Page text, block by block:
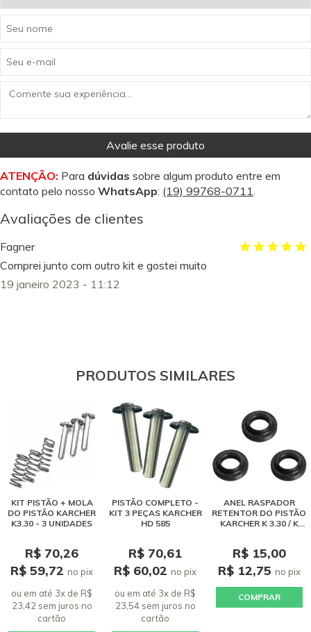
Avalie esse produto
ATENÇÃO: Para dúvidas sobre algum produto entre em
contato pelo nosso WhatsApp: (19) 99768-0711.
Avaliações de clientes
Fagner
Comprei junto com outro kit e gostei muito
19 janeiro 2023 - 11:12
PRODUTOS SIMILARES
KIT PISTÃO + MOLA
DO PISTÃO KARCHER
K3.30 - 3 UNIDADES
R$ 70,26
R$ 59,72no pix
ou em até 3x de R$
23,42 sem juros no
cartão
PISTÃO COMPLETO -
KIT 3 PEÇAS KARCHER
HD 585
R$ 70,61
R$ 60,02no pix
ou em até 3x de R$
23,54 sem juros no
cartão
ANEL RASPADOR
RETENTOR DO PISTÃO
KARCHER K 3.30 / K
R$ 15,00
R$ 12,75 no pix
COMPRAR